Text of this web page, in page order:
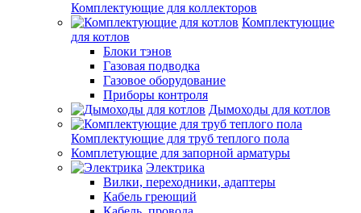
Комплектующие для коллекторов
Комплектующие
для котлов
Блоки тэнов
Газовая подводка
Газовое оборудование
Приборы контроля
Дымоходы для котлов
Комплектующие для труб теплого пола
Комплетующие для запорной арматуры
Электрика
Вилки, переходники, адаптеры
Кабель греющий